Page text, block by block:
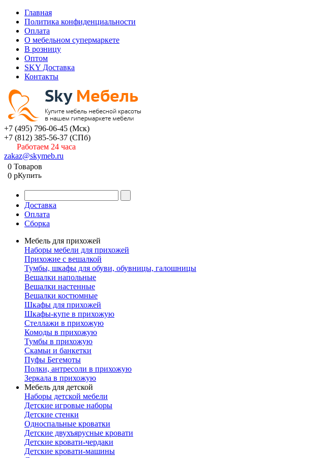
Главная
Политика конфиденциальности
Оплата
О мебельном супермаркете
В розницу
Оптом
SKY Доставка
Контакты
+7 (495) 796-06-45 (Мск)
+7 (812) 385-56-37 (СПб)
Работаем 24 часа
zakaz@skymeb.ru
0 Товаров
0 pКупить
Доставка
Оплата
Сборка
Мебель для прихожей
Наборы мебели для прихожей
Прихожие с вешалкой
Тумбы, шкафы для обуви, обувницы, галошницы
Вешалки напольные
Вешалки настенные
Вешалки костюмные
Шкафы для прихожей
Шкафы-купе в прихожую
Стеллажи в прихожую
Комоды в прихожую
Тумбы в прихожую
Скамьи и банкетки
Пуфы Бегемоты
Полки, антресоли в прихожую
Зеркала в прихожую
Мебель для детской
Наборы детской мебели
Детские игровые наборы
Детские стенки
Односпальные кроватки
Детские двухъярусные кровати
Детские кровати-чердаки
Детские кровати-машины